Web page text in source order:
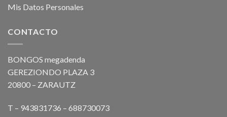
Mis Datos Personales
CONTACTO
BONGOS megadenda
GEREZIONDO PLAZA 3
20800 – ZARAUTZ
T – 943831736 – 688730073